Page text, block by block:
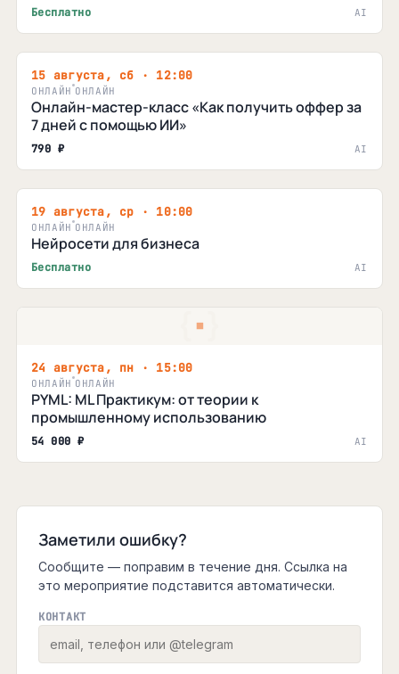
Бесплатно AI
15 августа, сб · 12:00
ОНЛАЙН ОНЛАЙН
Онлайн-мастер-класс «Как получить оффер за
7 дней с помощью ИИ»
790 ₽ AI
19 августа, ср · 10:00
ОНЛАЙН ОНЛАЙН
Нейросети для бизнеса
Бесплатно AI
24 августа, пн · 15:00
ОНЛАЙН ОНЛАЙН
PYML: ML Практикум: от теории к
промышленному использованию
54 000 ₽ AI
Заметили ошибку?
Сообщите — поправим в течение дня. Ссылка на
это мероприятие подставится автоматически.
КОНТАКТ